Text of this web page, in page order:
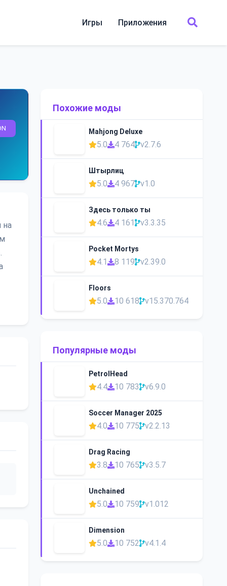
Игры Приложения
на
Похожие моды
Mahjong Deluxe
5.0 4 764 v2.7.6
Штырлиц
5.0 4 967 v1.0
Здесь только ты
4.6 4 161 v3.3.35
Pocket Mortys
4.1 8 119 v2.39.0
Floors
5.0 10 618 v15.370.764
Популярные моды
PetrolHead
4.4 10 783 v6.9.0
Soccer Manager 2025
4.0 10 775 v2.2.13
Drag Racing
3.8 10 765 v3.5.7
Unchained
5.0 10 759 v1.012
Dimension
5.0 10 752 v4.1.4